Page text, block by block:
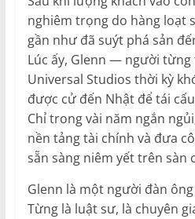
nghiêm trọng do hàng loạt
gần như đã suýt phá sản
Lúc ấy, Glenn — người từng
Universal Studios thời kỳ
được cử đến Nhật để tái
Chỉ trong vài năm ngắn
nền tảng tài chính và đưa
sẵn sàng niêm yết trên sàn
Glenn là một người đàn
Từng là luật sư, là chuyên